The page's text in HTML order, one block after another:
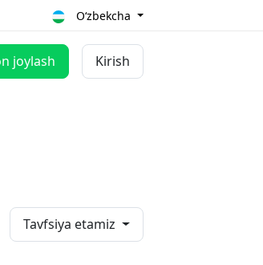
O‘zbekcha
joylash Kirish
Tavfsiya etamiz